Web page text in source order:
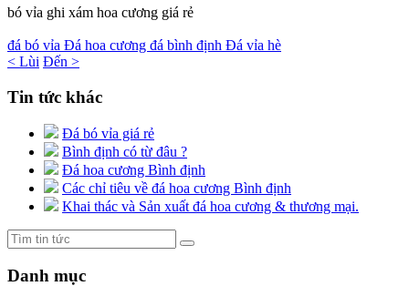
bó vỉa ghi xám hoa cương giá rẻ
đá bó vỉa Đá hoa cương đá bình định Đá vỉa hè
< Lùi Đến >
Tin tức khác
Đá bó vỉa giá rẻ
Bình định có từ đâu ?
Đá hoa cương Bình định
Các chỉ tiêu về đá hoa cương Bình định
Khai thác và Sản xuất đá hoa cương & thương mại.
Danh mục